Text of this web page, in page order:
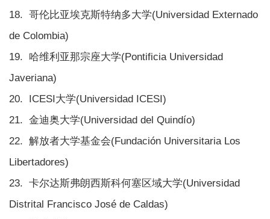
18. 哥伦比亚埃克斯特纳多大学(Universidad Externado
de Colombia)
19. 哈维利亚那宗座大学(Pontificia Universidad
Javeriana)
20. ICESI大学(Universidad ICESI)
21. 金迪奥大学(Universidad del Quindío)
22. 解放者大学基金会(Fundación Universitaria Los
Libertadores)
23. 卡尔达斯弗朗西斯科何塞区域大学(Universidad
Distrital Francisco José de Caldas)